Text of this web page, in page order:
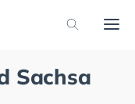
Sachsa